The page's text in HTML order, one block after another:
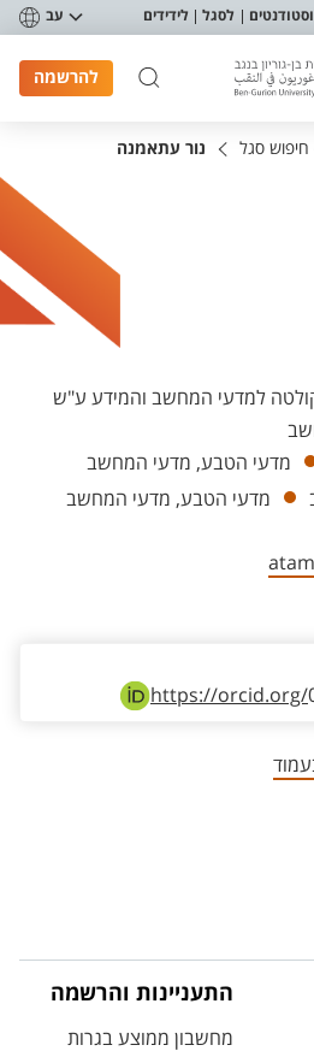
לסגל לידידים עב
להרשמה
סגל נור עתאמנה
למדעי המחשב והמידע ע"ש
מדעי הטבע, מדעי המחשב
מדעי הטבע, מדעי המחשב
https://orcid.org/
התעניינות והרשמה
מחשבון ממוצע בגרות